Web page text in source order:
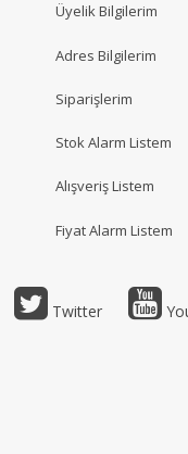
Üyelik Bilgilerim
Adres Bilgilerim
Siparişlerim
Stok Alarm Listem
Alışveriş Listem
Fiyat Alarm Listem
Twitter